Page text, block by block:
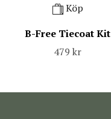
Köp
B-Free Tiecoat Kit
479 kr